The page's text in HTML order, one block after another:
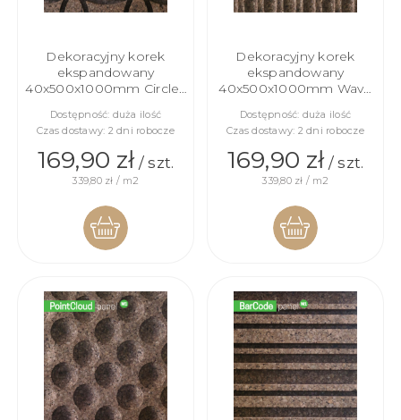
Dekoracyjny korek
ekspandowany
40x500x1000mm Circles
Dostępność: duża ilość
Czas dostawy: 2 dni robocze
169,90 zł/ szt.
339,80 zł / m2
KOSZYKA
Dekoracyjny korek
ekspandowany
40x500x1000mm Wave
Dostępność: duża ilość
Czas dostawy: 2 dni robocze
169,90 zł/ szt.
339,80 zł / m2
KOSZYKA